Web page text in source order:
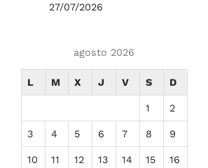
27/07/2026
agosto 2026
L M X J V S D
1 2
3 4 5 6 7 8 9
10 11 12 13 14 15 16